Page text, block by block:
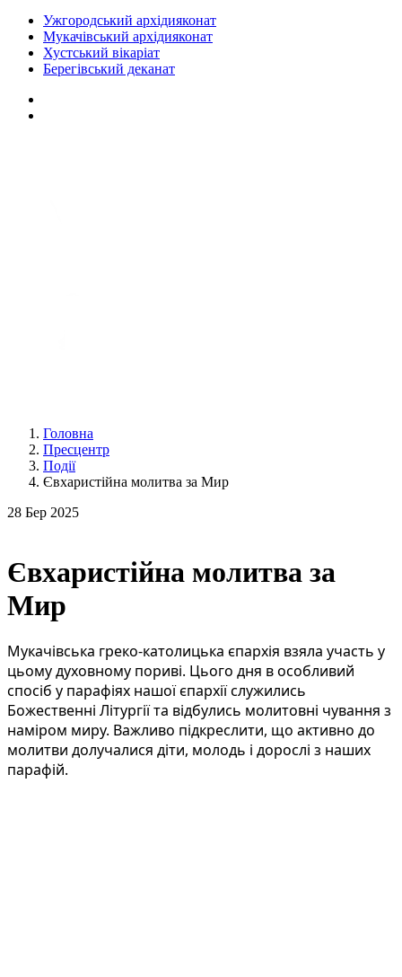
Ужгородський архідияконат
Мукачівський архідияконат
Хустський вікаріат
Берегівський деканат
Головна
Пресцентр
Події
Євхаристійна молитва за Мир
28 Бер 2025
Євхаристійна молитва за
Мир
Мукачівська греко-католицька єпархія взяла участь у
цьому духовному пориві. Цього дня в особливий
спосіб у парафіях нашої єпархії служились
Божественні Літургії та відбулись молитовні чування з
наміром миру. Важливо підкреслити, що активно до
молитви долучалися діти, молодь і дорослі з наших
парафій.